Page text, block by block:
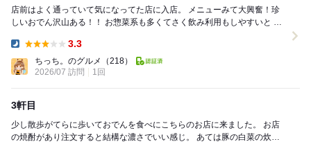
店前はよく通っていて気になってた店に入店。 メニューみて大興奮！珍
しいおでん沢山ある！！ お惣菜系も多くてさく飲み利用もしやすいと 思
3.3
ちっち。のグルメ
（218）
2026/07 訪問
1回
3軒目
少し散歩がてらに歩いておでんを食べにこちらのお店に来ました。 お店
の焼酎があり注文すると結構な濃さでいい感じ。 あては豚の白菜の炊い